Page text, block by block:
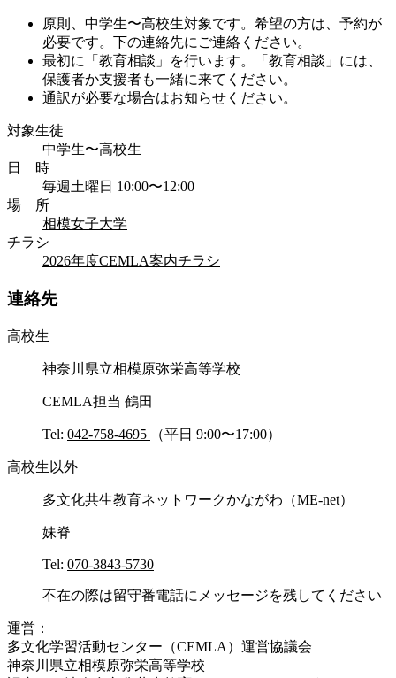
原則、中学生〜高校生対象です。希望の方は、予約が
必要です。下の連絡先にご連絡ください。
最初に「教育相談」を行います。「教育相談」には、
保護者か支援者も一緒に来てください。
通訳が必要な場合はお知らせください。
対象生徒
中学生〜高校生
日 時
毎週土曜日 10:00〜12:00
場 所
相模女子大学
チラシ
2026年度CEMLA案内チラシ
連絡先
高校生
神奈川県立相模原弥栄高等学校
CEMLA担当 鶴田
Tel: 042-758-4695 （平日 9:00〜17:00）
高校生以外
多文化共生教育ネットワークかながわ（ME-net）
妹脊
Tel: 070-3843-5730
不在の際は留守番電話にメッセージを残してください
運営：
多文化学習活動センター（CEMLA）運営協議会
神奈川県立相模原弥栄高等学校